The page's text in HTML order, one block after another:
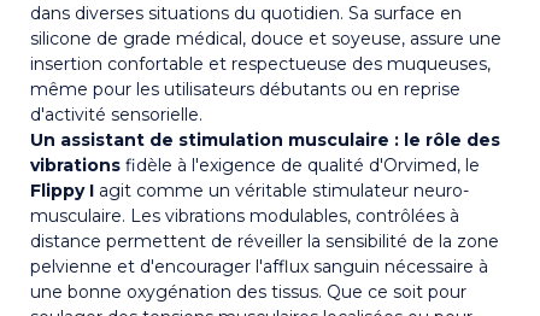
dans diverses situations du quotidien. Sa surface en
silicone de grade médical, douce et soyeuse, assure une
insertion confortable et respectueuse des muqueuses,
même pour les utilisateurs débutants ou en reprise
d'activité sensorielle.
Un assistant de stimulation musculaire : le rôle des
vibrations fidèle à l'exigence de qualité d'Orvimed, le
Flippy I agit comme un véritable stimulateur neuro-
musculaire. Les vibrations modulables, contrôlées à
distance permettent de réveiller la sensibilité de la zone
pelvienne et d'encourager l'afflux sanguin nécessaire à
une bonne oxygénation des tissus. Que ce soit pour